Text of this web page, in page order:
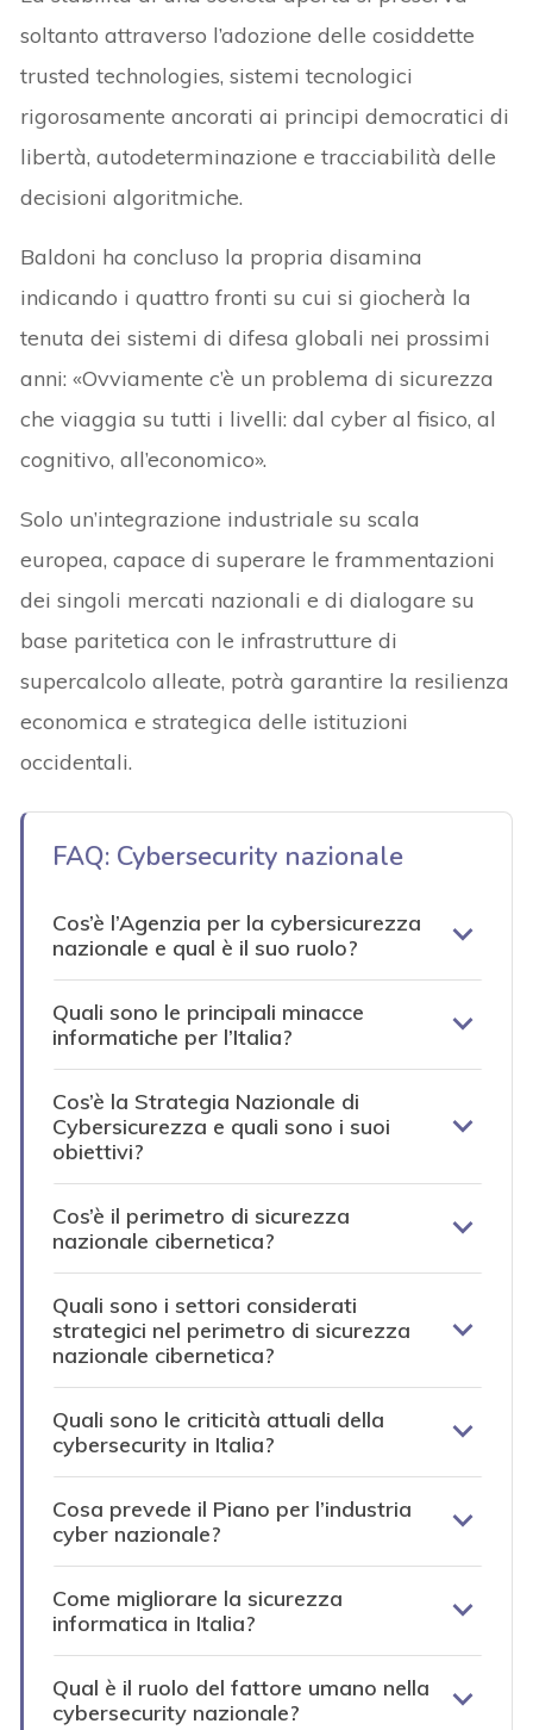
soltanto attraverso l’adozione delle cosiddette
trusted technologies, sistemi tecnologici
rigorosamente ancorati ai principi democratici di
libertà, autodeterminazione e tracciabilità delle
decisioni algoritmiche.
Baldoni ha concluso la propria disamina
indicando i quattro fronti su cui si giocherà la
tenuta dei sistemi di difesa globali nei prossimi
anni: «Ovviamente c’è un problema di sicurezza
che viaggia su tutti i livelli: dal cyber al fisico, al
cognitivo, all’economico».
Solo un’integrazione industriale su scala
europea, capace di superare le frammentazioni
dei singoli mercati nazionali e di dialogare su
base paritetica con le infrastrutture di
supercalcolo alleate, potrà garantire la resilienza
economica e strategica delle istituzioni
occidentali.
FAQ: Cybersecurity nazionale
Cos’è l’Agenzia per la cybersicurezza
nazionale e qual è il suo ruolo?
Quali sono le principali minacce
informatiche per l’Italia?
Cos’è la Strategia Nazionale di
Cybersicurezza e quali sono i suoi
obiettivi?
Cos’è il perimetro di sicurezza
nazionale cibernetica?
Quali sono i settori considerati
strategici nel perimetro di sicurezza
nazionale cibernetica?
Quali sono le criticità attuali della
cybersecurity in Italia?
Cosa prevede il Piano per l’industria
cyber nazionale?
Come migliorare la sicurezza
informatica in Italia?
Qual è il ruolo del fattore umano nella
cybersecurity nazionale?